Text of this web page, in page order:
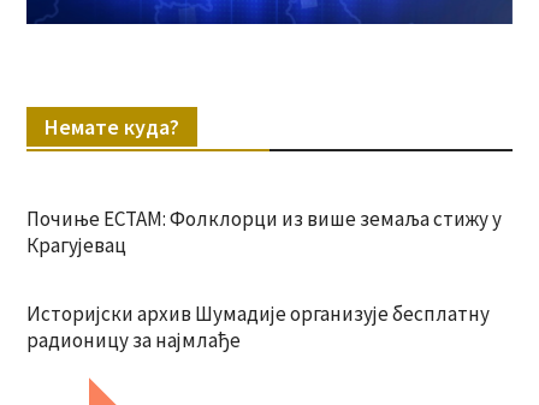
Немате куда?
Почиње ЕСТАМ: Фолклорци из више земаља стижу у
Крагујевац
Историјски архив Шумадије организује бесплатну
радионицу за најмлађе